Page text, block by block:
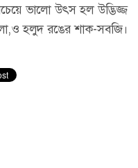
ভালো উৎস হল উদ্ভিজ্জ
হলুদ রঙের শাক-সবজি।